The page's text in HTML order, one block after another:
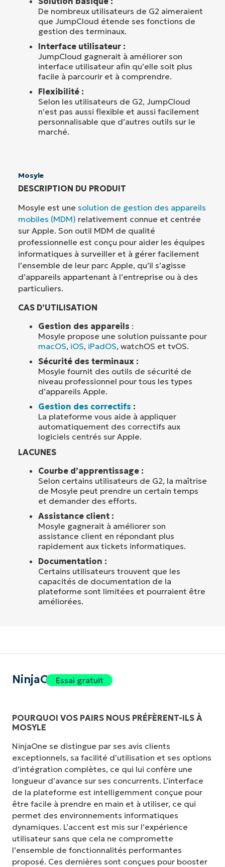
De nombreux utilisateurs de G2 aimeraient
que JumpCloud étende ses fonctions de
gestion des terminaux.
Interface utilisateur :
JumpCloud gagnerait à améliorer son
interface utilisateur afin qu’elle soit plus
facile à parcourir et à comprendre.
Flexibilité :
Selon les utilisateurs de G2, JumpCloud
n’est pas aussi flexible et aussi facilement
personnalisable que d’autres outils sur le
marché.
Mosyle
DESCRIPTION DU PRODUIT
Mosyle est une solution de gestion des appareils
mobiles (MDM) relativement connue et centrée
sur Apple. Son outil MDM de qualité
professionnelle est conçu pour aider les équipes
informatiques à surveiller et à gérer facilement
l’ensemble de leur parc Apple, qu’il s’agisse
d’appareils appartenant à l’entreprise ou à des
particuliers.
CAS D’UTILISATION
Gestion des appareils :
Mosyle propose une solution puissante pour
macOS, iOS, iPadOS, watchOS et tvOS.
Sécurité des terminaux :
Mosyle fournit des outils de sécurité de
niveau professionnel pour tous les types
d’appareils Apple.
Gestion des correctifs :
La plateforme vous aide à appliquer
automatiquement des correctifs aux
logiciels centrés sur Apple.
LACUNES
Courbe d’apprentissage :
Selon certains utilisateurs de G2, la maîtrise
de Mosyle peut prendre un certain temps
et demander des efforts.
Assistance client :
Mosyle gagnerait à améliorer son
assistance client en répondant plus
rapidement aux tickets informatiques.
Documentation :
Certains utilisateurs trouvent que les
capacités de documentation de la
plateforme sont limitées et pourraient être
améliorées.
NinjaOneEssai gratuit
POURQUOI VOS PAIRS NOUS PRÉFÈRENT-ILS À
MOSYLE
NinjaOne se distingue par ses avis clients
exceptionnels, sa facilité d’utilisation et ses options
d’intégration complètes, ce qui lui confère une
longueur d’avance sur ses concurrents. L’interface
de la plateforme est intelligemment conçue pour
être facile à prendre en main et à utiliser, ce qui
permet des environnements informatiques
dynamiques. L’accent est mis sur l’expérience
utilisateur sans que cela ne compromette
l’ensemble de fonctionnalités performantes
proposé. Ces dernières sont conçues pour booster